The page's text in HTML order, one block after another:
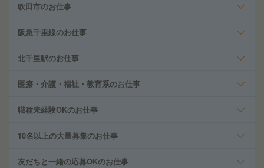
吹田市のお仕事
阪急千里線のお仕事
北千里駅のお仕事
医療・介護・福祉・教育系のお仕事
職種未経験OKのお仕事
10名以上の大量募集のお仕事
友だちと一緒の応募OKのお仕事